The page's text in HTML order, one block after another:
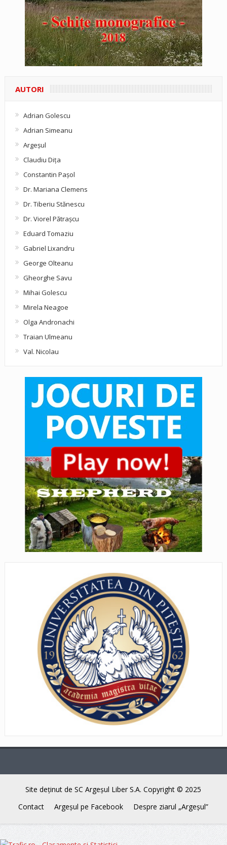
AUTORI
Adrian Golescu
Adrian Simeanu
Argeşul
Claudiu Diţa
Constantin Pașol
Dr. Mariana Clemens
Dr. Tiberiu Stănescu
Dr. Viorel Pătraşcu
Eduard Tomaziu
Gabriel Lixandru
George Olteanu
Gheorghe Savu
Mihai Golescu
Mirela Neagoe
Olga Andronachi
Traian Ulmeanu
Val. Nicolau
Site deţinut de SC Argeşul Liber S.A. Copyright © 2025
Contact
Argeşul pe Facebook Despre ziarul „Argeşul”